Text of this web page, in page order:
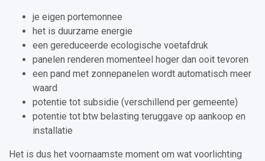
je eigen portemonnee
het is duurzame energie
een gereduceerde ecologische voetafdruk
panelen renderen momenteel hoger dan ooit tevoren
een pand met zonnepanelen wordt automatisch meer
waard
potentie tot subsidie (verschillend per gemeente)
potentie tot btw belasting teruggave op aankoop en
installatie
Het is dus het voornaamste moment om wat voorlichting